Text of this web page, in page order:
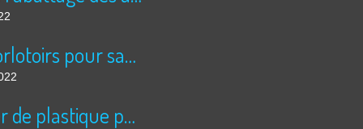
Des dorlotoirs pour sauver les abeilles sauvages....
La mer de plastique pour légumes à échelle inhumaine, à Almeria: 5 fois la superficie de Paris....